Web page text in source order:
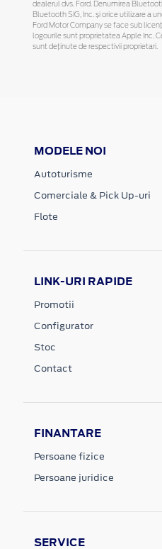
dealerul dvs. Ford. Denumirea
Bluetooth SIG, Inc. și orice utilizare a
Ford Motor Company se face sub
logourile sunt proprietatea Apple Inc.
sunt deținute de respectivii proprietari.
MODELE NOI
Autoturisme
Comerciale & Pick Up-uri
Flote
LINK-URI RAPIDE
Promotii
Configurator
Stoc
Contact
FINANTARE
Persoane fizice
Persoane juridice
SERVICE